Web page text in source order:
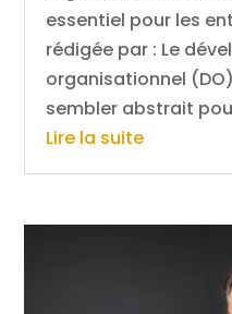
essentiel pour les
rédigée par : Le
organisationnel
sembler abstrait
Lire la suite